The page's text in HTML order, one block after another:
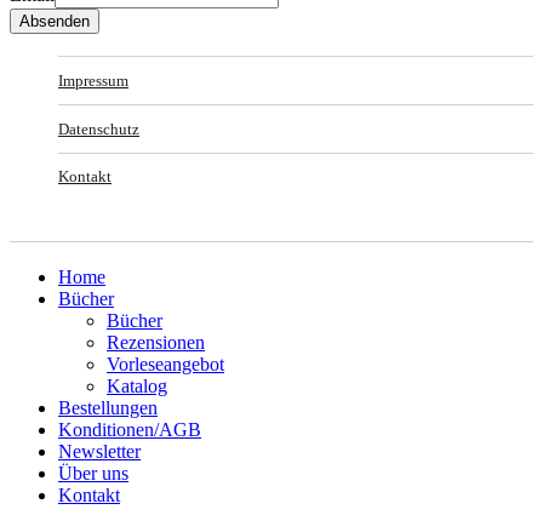
Absenden
Impressum
Datenschutz
Kontakt
Home
Bücher
Bücher
Rezensionen
Vorleseangebot
Katalog
Bestellungen
Konditionen/AGB
Newsletter
Über uns
Kontakt